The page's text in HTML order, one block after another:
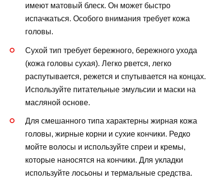
имеют матовый блеск. Он может быстро
испачкаться. Особого внимания требует кожа
головы.
Сухой тип требует бережного, бережного ухода
(кожа головы сухая). Легко рвется, легко
распутывается, режется и спутывается на концах.
Используйте питательные эмульсии и маски на
масляной основе.
Для смешанного типа характерны жирная кожа
головы, жирные корни и сухие кончики. Редко
мойте волосы и используйте спреи и кремы,
которые наносятся на кончики. Для укладки
используйте лосьоны и термальные средства.